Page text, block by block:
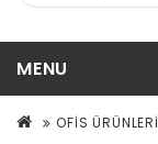
MENU
OFİS ÜRÜNLERİ